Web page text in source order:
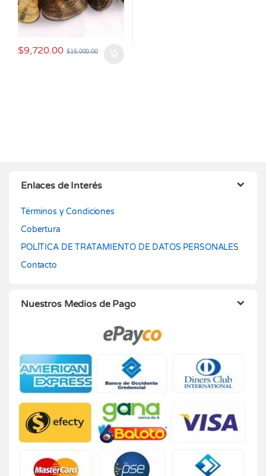
$9,720.00 $15,000.00
Enlaces de Interés
Términos y Condiciones
Cobertura
POLÍTICA DE TRATAMIENTO DE DATOS PERSONALES
Contacto
Nuestros Medios de Pago